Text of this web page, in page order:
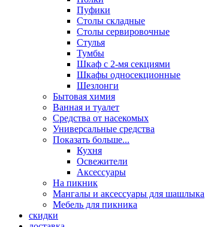
Пуфики
Столы складные
Столы сервировочные
Стулья
Тумбы
Шкаф с 2-мя секциями
Шкафы односекционные
Шезлонги
Бытовая химия
Ванная и туалет
Средства от насекомых
Универсальные средства
Показать больше...
Кухня
Освежители
Аксессуары
На пикник
Мангалы и аксессуары для шашлыка
Мебель для пикника
скидки